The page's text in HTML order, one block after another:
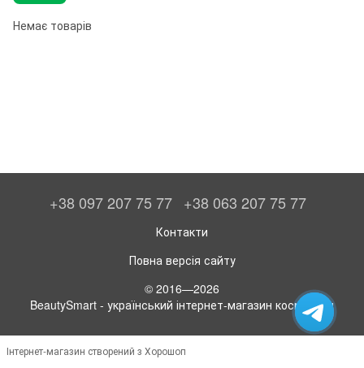
Немає товарів
+38 097 207 75 77 +38 063 207 75 77
Контакти
Повна версія сайту
© 2016—2026
BeautySmart - український інтернет-магазин косметики
Інтернет-магазин створений з Хорошоп